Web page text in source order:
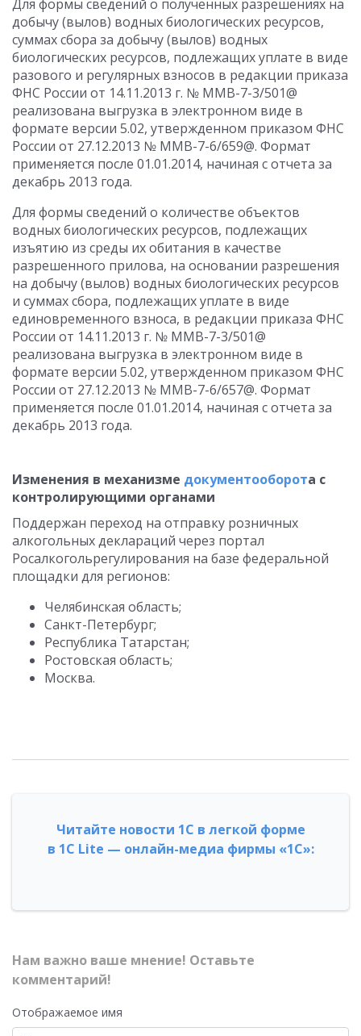
Для формы сведений о полученных разрешениях на
добычу (вылов) водных биологических ресурсов,
суммах сбора за добычу (вылов) водных
биологических ресурсов, подлежащих уплате в виде
разового и регулярных взносов в редакции приказа
ФНС России от 14.11.2013 г. № ММВ-7-3/501@
реализована выгрузка в электронном виде в
формате версии 5.02, утвержденном приказом ФНС
России от 27.12.2013 № ММВ-7-6/659@. Формат
применяется после 01.01.2014, начиная с отчета за
декабрь 2013 года.
Для формы сведений о количестве объектов
водных биологических ресурсов, подлежащих
изъятию из среды их обитания в качестве
разрешенного прилова, на основании разрешения
на добычу (вылов) водных биологических ресурсов
и суммах сбора, подлежащих уплате в виде
единовременного взноса, в редакции приказа ФНС
России от 14.11.2013 г. № ММВ-7-3/501@
реализована выгрузка в электронном виде в
формате версии 5.02, утвержденном приказом ФНС
России от 27.12.2013 № ММВ-7-6/657@. Формат
применяется после 01.01.2014, начиная с отчета за
декабрь 2013 года.
Изменения в механизме документооборота с
контролирующими органами
Поддержан переход на отправку розничных
алкогольных деклараций через портал
Росалкогольрегулирования на базе федеральной
площадки для регионов:
Челябинская область;
Санкт-Петербург;
Республика Татарстан;
Ростовская область;
Москва.
Читайте новости 1С в легкой форме
в 1С Lite — онлайн-медиа фирмы «1С»:
Нам важно ваше мнение! Оставьте
комментарий!
Отображаемое имя